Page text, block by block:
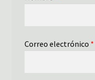
Correo electrónico *